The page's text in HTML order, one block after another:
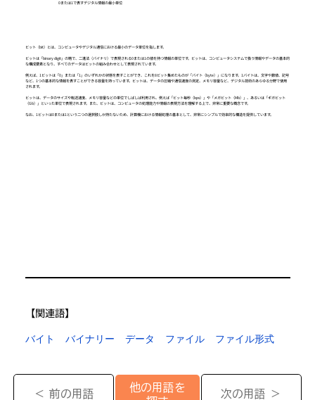
0または1で表すデジタル情報の最小単位
ビット（bit）とは、コンピュータやデジタル通信における最小のデータ単位を指します。
ビットは「binary digit」の略で、二進法（バイナリ）で表現される0または1の値を持つ情報の単位です。ビットは、コンピュータシステムで扱う情報やデータの基本的
な構成要素となり、すべてのデータはビットの組み合わせとして表現されています。
例えば、1ビットは「0」または「1」のいずれかの状態を表すことができ、これを8ビット集めたものが「バイト（byte）」になります。1バイトは、文字や数値、記号
など、1つの基本的な情報を表すことができる容量を持っています。ビットは、データの圧縮や通信速度の測定、メモリ容量など、デジタル技術のあらゆる分野で使用
されます。
ビットは、データのサイズや転送速度、メモリ容量などの単位でしばしば利用され、例えば「ビット毎秒（bps）」や「メガビット（Mb）」、あるいは「ギガビット
（Gb）」といった単位で表現されます。また、ビットは、コンピュータの処理能力や情報の表現方法を理解する上で、非常に重要な概念です。
なお、1ビットは0または1という二つの選択肢しか持たないため、計算機における情報処理の基本として、非常にシンプルで効率的な構造を提供しています。
【​関連語】
バイト バイナリー データ ファイル ファイル形式
＜ 前の用語
他の用語を
次の用語 ＞